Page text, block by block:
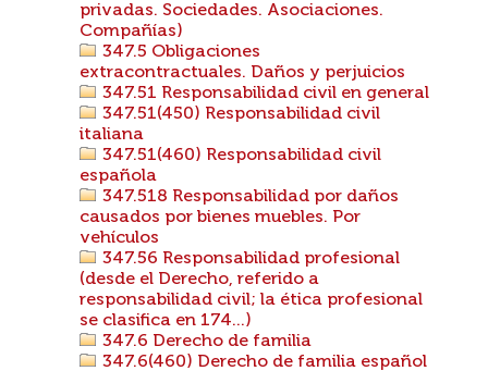
privadas. Sociedades. Asociaciones.
Compañías)
347.5 Obligaciones
extracontractuales. Daños y perjuicios
347.51 Responsabilidad civil en general
347.51(450) Responsabilidad civil
italiana
347.51(460) Responsabilidad civil
española
347.518 Responsabilidad por daños
causados por bienes muebles. Por
vehículos
347.56 Responsabilidad profesional
(desde el Derecho, referido a
responsabilidad civil; la ética profesional
se clasifica en 174...)
347.6 Derecho de familia
347.6(460) Derecho de familia español